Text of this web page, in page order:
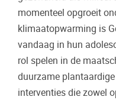
momenteel opgroeit
klimaatopwarming is
vandaag in hun
rol spelen in de
duurzame
interventies die zowel